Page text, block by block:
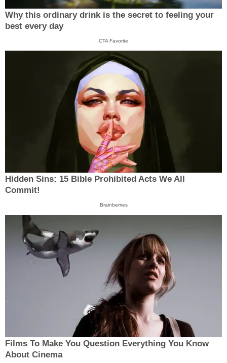
Why this ordinary drink is the secret to feeling your
best every day
CTA Favorite
Hidden Sins: 15 Bible Prohibited Acts We All
Commit!
Brainberries
Films To Make You Question Everything You Know
About Cinema